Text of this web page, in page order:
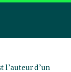
l’auteur d’un